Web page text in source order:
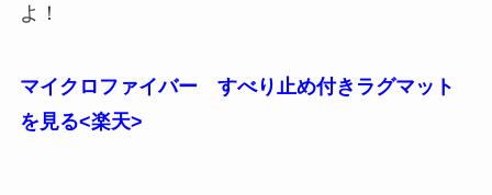
よ！
マイクロファイバー すべり止め付きラグマット
を見る<楽天>